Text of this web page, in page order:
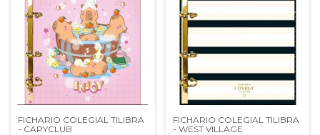
FICHARIO COLEGIAL TILIBRA
- CAPYCLUB
FICHARIO COLEGIAL TILIBRA
- WEST VILLAGE